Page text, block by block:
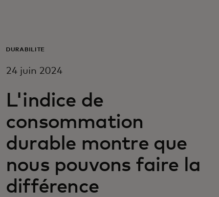
Pour les professionnels
Pour les innovateurs
Actualités et tendances
DURABILITÉ
24 juin 2024
L'indice de
consommation
durable montre que
nous pouvons faire la
différence